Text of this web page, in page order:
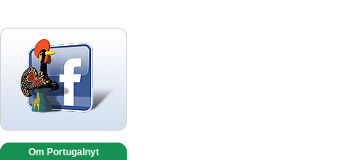
Om Portugalnyt